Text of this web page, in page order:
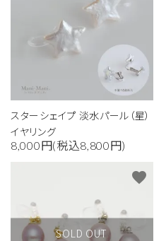
スターシェイプ 淡水パール（星）
イヤリング
8,000円(税込8,800円)
SOLD OUT
favorite
キーワード